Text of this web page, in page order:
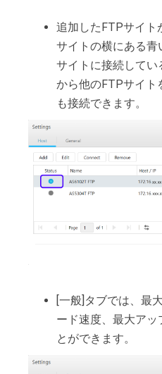
追加したFTPサイト
サイトの横にある青
サイトに接続してい
から他のFTPサイト
も接続できます。
[一般]タブでは、最
ード速度、最大アッ
とができます。